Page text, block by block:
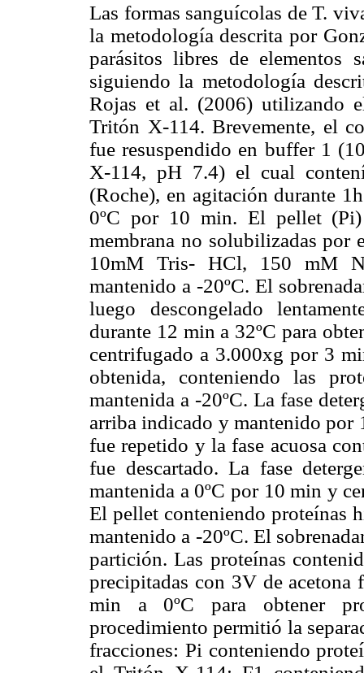
Las formas sanguícolas de T.
la metodología descrita por
parásitos libres de elementos
siguiendo la metodología
Rojas et al. (2006) utilizando
Tritón X-114. Brevemente, el
fue resuspendido en buffer 1
X-114, pH 7.4) el cual
(Roche), en agitación durante
0ºC por 10 min. El pellet (Pi)
membrana no solubilizadas
10mM Tris- HCl, 150 mM
mantenido a -20ºC. El
luego descongelado
durante 12 min a 32ºC para
centrifugado a 3.000xg por 3
obtenida, conteniendo las
mantenida a -20ºC. La fase
arriba indicado y mantenido por
fue repetido y la fase acuosa
fue descartado. La fase
mantenida a 0ºC por 10 min y
El pellet conteniendo proteínas
mantenido a -20ºC. El
partición. Las proteínas
precipitadas con 3V de
min a 0ºC para obtener
procedimiento permitió la
fracciones: Pi conteniendo